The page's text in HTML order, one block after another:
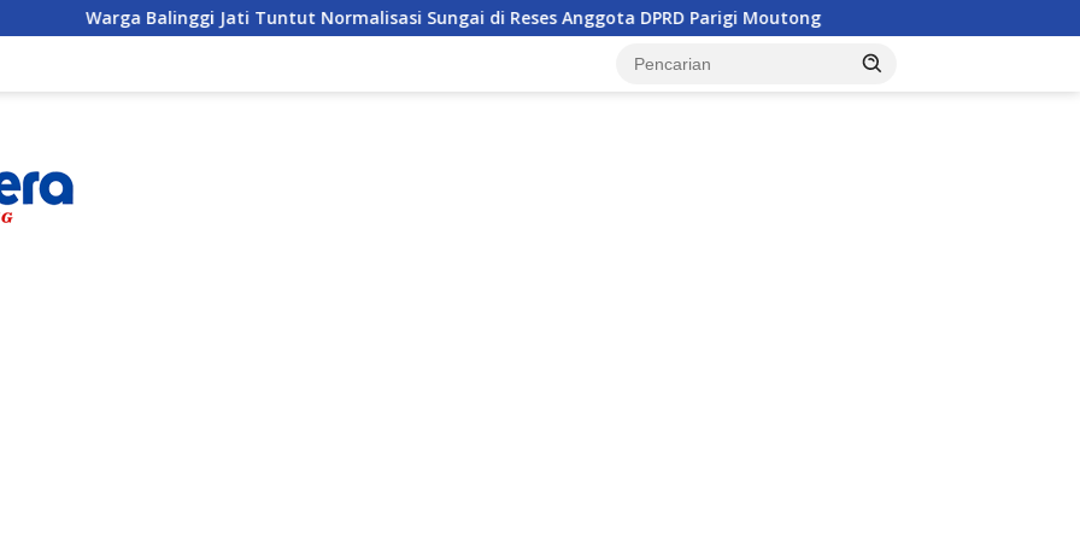
Jati Tuntut Normalisasi Sungai di Reses Anggota DPRD Parigi Moutong Penghulu di Parigi Moutong Diminta Aktif